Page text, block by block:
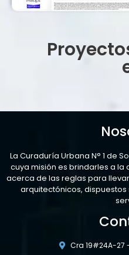
La Curaduría Urbana N° 1 de
cuya misión es brindarles a
acerca de las reglas para
arquitectónicos,
Cra 19#24A-27